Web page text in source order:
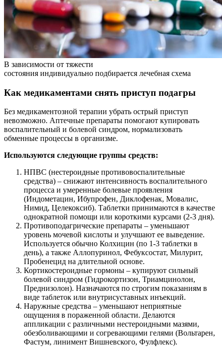
В зависимости от тяжести
состояния индивидуально подбирается лечебная схема
Как медикаментами снять приступ подагры
Без медикаментозной терапии убрать острый приступ
невозможно. Аптечные препараты помогают купировать
воспалительный и болевой синдром, нормализовать
обменные процессы в организме.
Используются следующие группы средств:
НПВС (нестероидные противовоспалительные
средства) – снижают интенсивность воспалительного
процесса и умеренные болевые проявления
(Индометацин, Ибупрофен, Диклофенак, Мовалис,
Нимид, Целекоксиб). Таблетки принимаются в качестве
однократной помощи или короткими курсами (2-3 дня).
Противоподагрические препараты – уменьшают
уровень мочевой кислоты и улучшают ее выведение.
Используется обычно Колхицин (по 1-3 таблетки в
день), а также Аллопуринол, Фебуксостат, Милурит,
Пробенецид на длительной основе.
Кортикостероидные гормоны – купируют сильный
болевой синдром (Гидрокортизон, Триамцинолон,
Преднизолон). Назначаются по строгим показаниям в
виде таблеток или внутрисуставных инъекций.
Наружные средства – уменьшают неприятные
ощущения в пораженной области. Делаются
аппликации с различными нестероидными мазями,
обезболивающими и согревающими гелями (Вольтарен,
Фастум, линимент Вишневского, Фулфлекс).